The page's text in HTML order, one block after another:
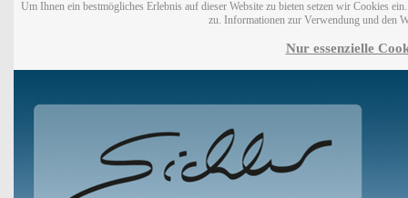
Um Ihnen ein bestmögliches Erlebnis auf dieser Website zu bieten setzen wir Cookies
zu. Informationen zur Verwendung und den
Nur essenzielle